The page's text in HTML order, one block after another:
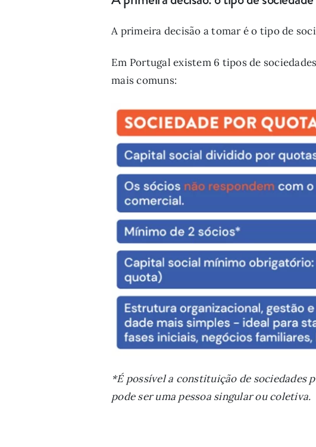
A primeira decisão a tomar é o tipo de
Em Portugal existem 6 tipos de
mais comuns:
*É possível a constituição de sociedades
pode ser uma pessoa singular ou coletiva.